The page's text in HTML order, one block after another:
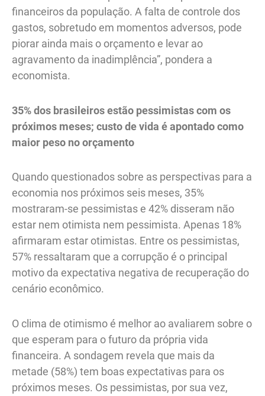
financeiros da população. A falta de controle dos
gastos, sobretudo em momentos adversos, pode
piorar ainda mais o orçamento e levar ao
agravamento da inadimplência”, pondera a
economista.
35% dos brasileiros estão pessimistas com os
próximos meses; custo de vida é apontado como
maior peso no orçamento
Quando questionados sobre as perspectivas para a
economia nos próximos seis meses, 35%
mostraram-se pessimistas e 42% disseram não
estar nem otimista nem pessimista. Apenas 18%
afirmaram estar otimistas. Entre os pessimistas,
57% ressaltaram que a corrupção é o principal
motivo da expectativa negativa de recuperação do
cenário econômico.
O clima de otimismo é melhor ao avaliarem sobre o
que esperam para o futuro da própria vida
financeira. A sondagem revela que mais da
metade (58%) tem boas expectativas para os
próximos meses. Os pessimistas, por sua vez,